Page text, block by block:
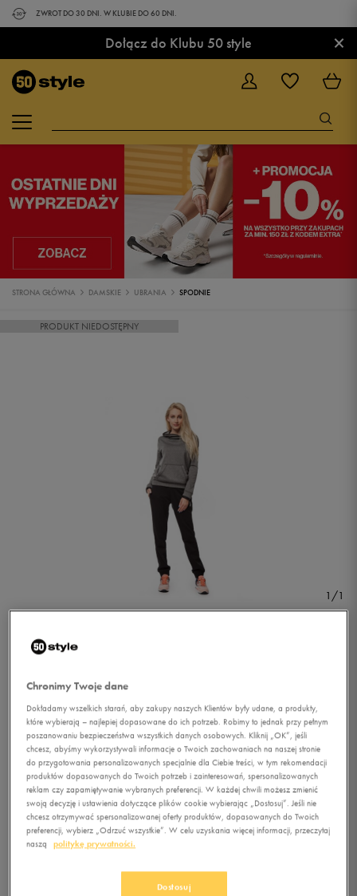
ZWROT DO 30 DNI. W KLUBIE DO 60 DNI.
Dołącz do Klubu 50 style ×
STRONA GŁÓWNA DAMSKIE UBRANIA SPODNIE
PRODUKT NIEDOSTĘPNY
1/1
REEBOK SPODNIE EL FT C
PNT
0.0(
złz Vat
+ 0 PKT WKLUBIE 50 STYLE
Chronimy Twoje dane
Dokładamy wszelkich starań, aby zakupy naszych Klientów były udane, a produkty,
które wybierają – najlepiej dopasowane do ich potrzeb. Robimy to jednak przy pełnym
poszanowaniu bezpieczeństwa wszystkich danych osobowych. Kliknij „OK”, jeśli
chcesz, abyśmy wykorzystywali informacje o Twoich zachowaniach na naszej stronie
do przygotowania personalizowanych specjalnie dla Ciebie treści, w tym rekomendacji
produktów dopasowanych do Twoich potrzeb i zainteresowań, spersonalizowanych
reklam czy zapamiętywanie wybranych preferencji. W każdej chwili możesz zmienić
swoją decyzję i ustawienia dotyczące plików cookie wybierając „Dostosuj”. Jeśli nie
chcesz otrzymywać spersonalizowanej oferty produktów, dopasowanych do Twoich
preferencji, wybierz „Odrzuć wszystkie”. W celu uzyskania więcej informacji, przeczytaj
naszą
politykę prywatności.
Dostosuj